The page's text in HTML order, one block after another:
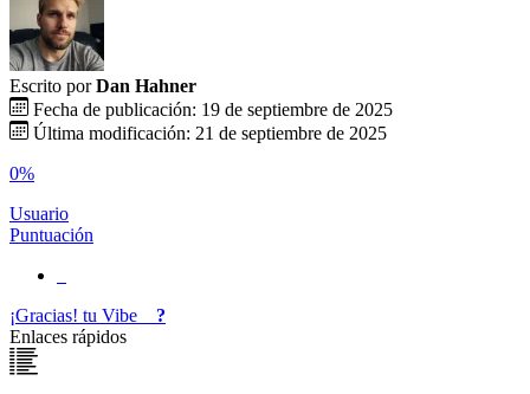
Escrito por Dan Hahner
Fecha de publicación: 19 de septiembre de 2025
Última modificación: 21 de septiembre de 2025
0%
Usuario
Puntuación
¡Gracias! tu Vibe
?
Enlaces rápidos